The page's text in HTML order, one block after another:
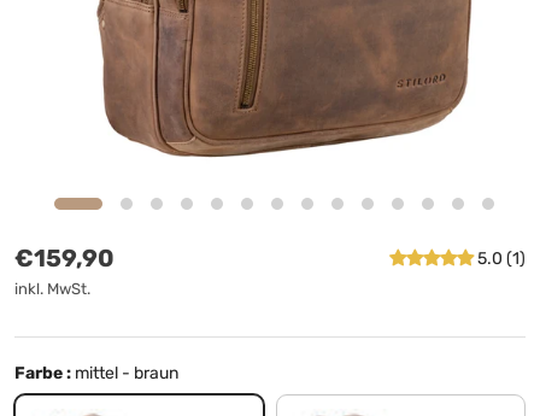
Normaler Preis
€159,90
inkl. MwSt.
5.0 (1)
Farbe : mittel - braun